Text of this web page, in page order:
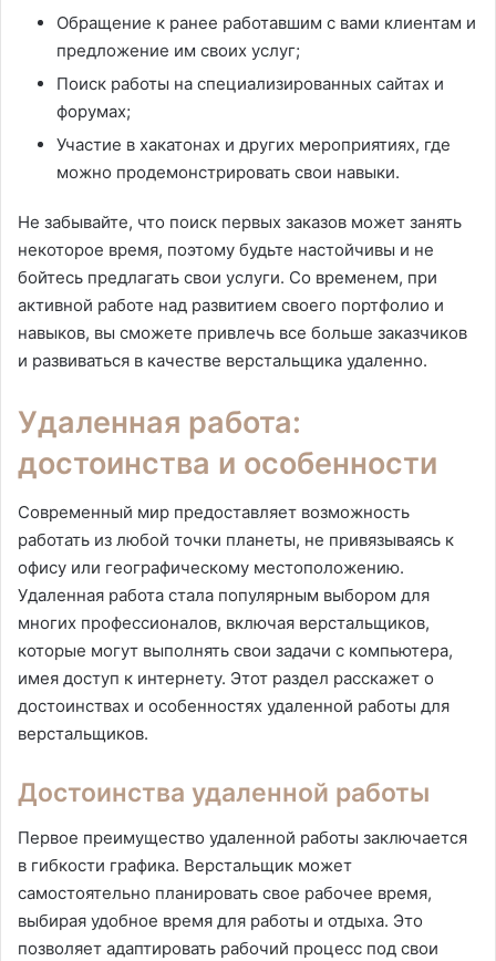
Обращение к ранее работавшим с вами клиентам и
предложение им своих услуг;
Поиск работы на специализированных сайтах и
форумах;
Участие в хакатонах и других мероприятиях, где
можно продемонстрировать свои навыки.
Не забывайте, что поиск первых заказов может занять
некоторое время, поэтому будьте настойчивы и не
бойтесь предлагать свои услуги. Со временем, при
активной работе над развитием своего портфолио и
навыков, вы сможете привлечь все больше заказчиков
и развиваться в качестве верстальщика удаленно.
Удаленная работа:
достоинства и особенности
Современный мир предоставляет возможность
работать из любой точки планеты, не привязываясь к
офису или географическому местоположению.
Удаленная работа стала популярным выбором для
многих профессионалов, включая верстальщиков,
которые могут выполнять свои задачи с компьютера,
имея доступ к интернету. Этот раздел расскажет о
достоинствах и особенностях удаленной работы для
верстальщиков.
Достоинства удаленной работы
Первое преимущество удаленной работы заключается
в гибкости графика. Верстальщик может
самостоятельно планировать свое рабочее время,
выбирая удобное время для работы и отдыха. Это
позволяет адаптировать рабочий процесс под свои